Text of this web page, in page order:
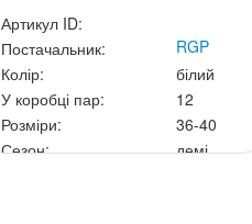
Артикул ID:
Постачальник:
RGP
Колір:
білий
У коробці пар:
12
Розміри:
36-40
Сезон:
демі